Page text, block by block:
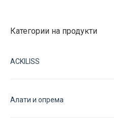
Категории на продукти
ACKILISS
Aлати и опрема